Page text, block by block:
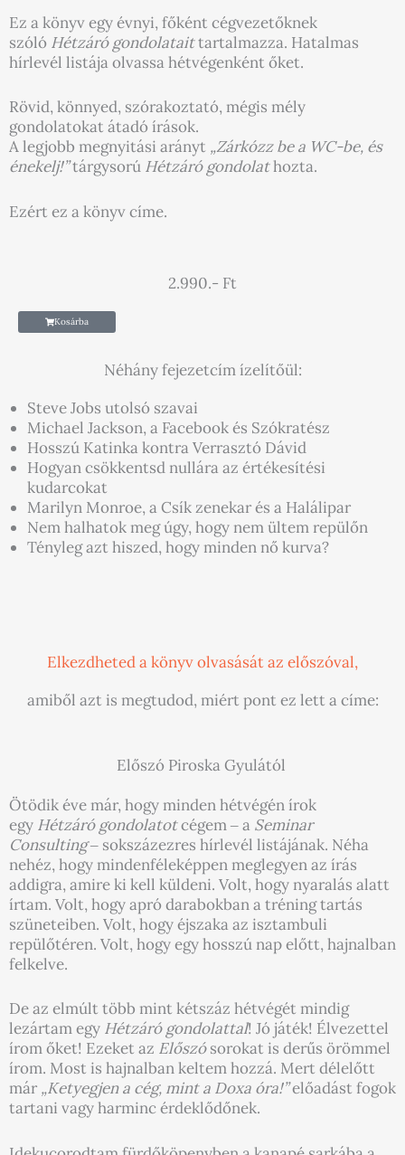
Ez a könyv egy évnyi, főként cégvezetőknek
szóló Hétzáró gondolataittartalmazza. Hatalmas
hírlevél listája olvassa hétvégenként őket.
Rövid, könnyed, szórakoztató, mégis mély
gondolatokat átadó írások.
A legjobb megnyitási arányt „Zárkózz be a WC-be, és
énekelj!”tárgysorú Hétzáró gondolathozta.
Ezért ez a könyv címe.
2.990.- Ft
Kosárba
Néhány fejezetcím ízelítőül:
Steve Jobs utolsó szavai
Michael Jackson, a Facebook és Szókratész
Hosszú Katinka kontra Verrasztó Dávid
Hogyan csökkentsd nullára az értékesítési
kudarcokat
Marilyn Monroe, a Csík zenekar és a Halálipar
Nem halhatok meg úgy, hogy nem ültem repülőn
Tényleg azt hiszed, hogy minden nő kurva?
Elkezdheted a könyv olvasását az előszóval,
amiből azt is megtudod, miért pont ez lett a címe:
Előszó Piroska Gyulától
Ötödik éve már, hogy minden hétvégén írok
egy Hétzáró gondolatotcégem ‒ a Seminar
Consulting‒ sokszázezres hírlevél listájának. Néha
nehéz, hogy mindenféleképpen meglegyen az írás
addigra, amire ki kell küldeni. Volt, hogy nyaralás alatt
írtam. Volt, hogy apró darabokban a tréning tartás
szüneteiben. Volt, hogy éjszaka az isztambuli
repülőtéren. Volt, hogy egy hosszú nap előtt, hajnalban
felkelve.
De az elmúlt több mint kétszáz hétvégét mindig
lezártam egy Hétzáró gondolattal! Jó játék! Élvezettel
írom őket! Ezeket az Előszósorokat is derűs örömmel
írom. Most is hajnalban keltem hozzá. Mert délelőtt
már „Ketyegjen a cég, mint a Doxa óra!”előadást fogok
tartani vagy harminc érdeklődőnek.